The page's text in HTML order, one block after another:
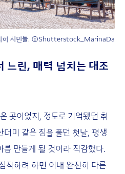
히 시민들. ⓒShutterstock_MarinaDa
느린, 매력 넘치는 대조
곳이었지, 정도로 기억됐던 취
더미 같은 짐을 풀던 첫날, 평생
만들게 될 것이라 직감했다.
작하려 하면 이내 완전히 다른